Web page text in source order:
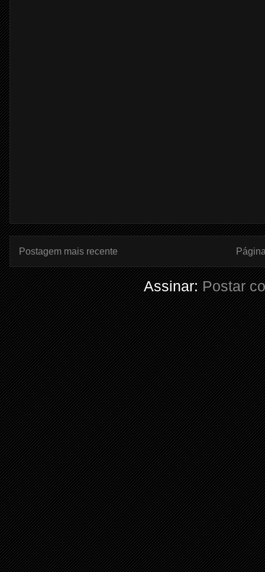
Postagem mais recente
Assinar:Postar